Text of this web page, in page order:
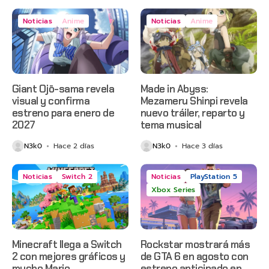
Noticias Anime
Giant Ojō-sama revela
visual y confirma
estreno para enero de
2027
N3k0 Hace 2 días
Noticias Anime
Made in Abyss:
Mezameru Shinpi revela
nuevo tráiler, reparto y
tema musical
N3k0 Hace 3 días
Noticias Switch 2
Minecraft llega a Switch
2 con mejores gráficos y
Noticias
PlayStation 5
Xbox Series
Rockstar mostrará más
de GTA 6 en agosto con